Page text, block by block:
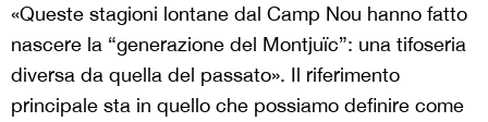
«Queste stagioni lontane dal Camp Nou hanno fatto
nascere la “generazione del Montjuïc”: una tifoseria
diversa da quella del passato». Il riferimento
principale sta in quello che possiamo definire come